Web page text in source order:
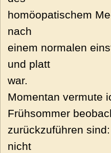
homöopatischem
nach
einem normalen
und platt
war.
Momentan vermute
Frühsommer
zurückzuführen
nicht